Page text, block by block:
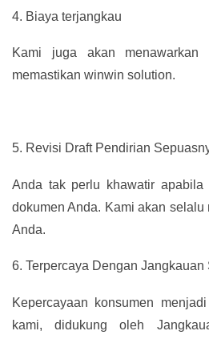
4. Biaya terjangkau
Kami juga akan menawarkan
memastikan winwin solution.
5. Revisi Draft Pendirian
Anda tak perlu khawatir
dokumen Anda. Kami akan
Anda.
6. Terpercaya Dengan Jangkauan
Kepercayaan konsumen
kami, didukung oleh